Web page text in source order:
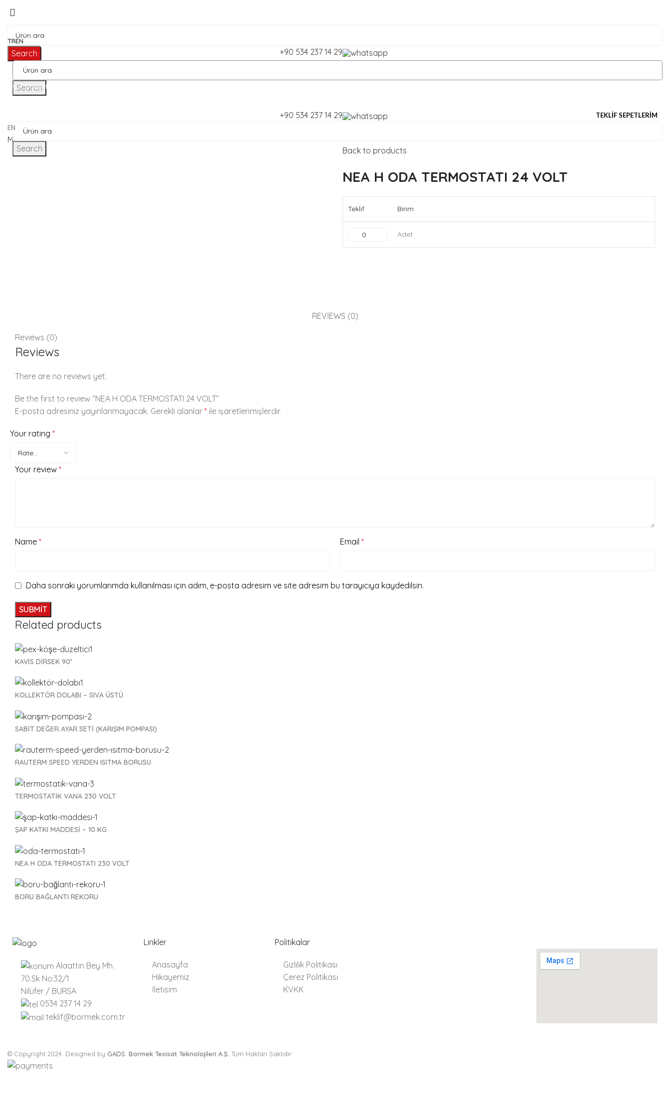
TREN
+90 534 237 14 29
Search
+90 534 237 14 29
EN
Menü
Kategoriler
TEKLIF SEPETLERIM
Search
Back to products
NEA H ODA TERMOSTATI 24 VOLT
Teklif Birim
Adet
REVIEWS (0)
Reviews (0)
Reviews
There are no reviews yet.
Be the first to review “NEA H ODA TERMOSTATI 24 VOLT”
E-posta adresiniz yayınlanmayacak. Gerekli alanlar * ile işaretlenmişlerdir
Your rating *
Your review *
Name * Email *
Daha sonraki yorumlarımda kullanılması için adım, e-posta adresim ve site adresim bu tarayıcıya kaydedilsin.
Related products
KAVİS DİRSEK 90′
KOLLEKTÖR DOLABI – SIVA ÜSTÜ
SABİT DEĞER AYAR SETİ (KARIŞIM POMPASI)
RAUTERM SPEED YERDEN ISITMA BORUSU
TERMOSTATİK VANA 230 VOLT
ŞAP KATKI MADDESİ – 10 KG
NEA H ODA TERMOSTATI 230 VOLT
BORU BAĞLANTI REKORU
Alaattin Bey Mh.
70.Sk No:32/1
Nilüfer / BURSA
0534 237 14 29
teklif@bormek.com.tr
Linkler
Anasayfa
Hikayemiz
İletisim
Politikalar
Gizlilik Politikası
Çerez Politikası
KVKK
© Copyright 2024. Designed by GADS Bormek Tesisat Teknolojileri A.Ş. Tüm Hakları Saklıdır.
Search